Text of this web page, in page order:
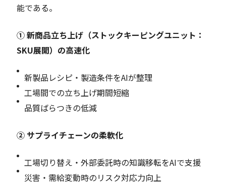
能である。
①新商品立ち上げ（ストックキーピングユニット：
SKU展開）の高速化
新製品レシピ・製造条件をAIが整理
工場間での立ち上げ期間短縮
品質ばらつきの低減
② サプライチェーンの柔軟化
工場切り替え・外部委託時の知識移転をAIで支援
災害・需給変動時のリスク対応力向上